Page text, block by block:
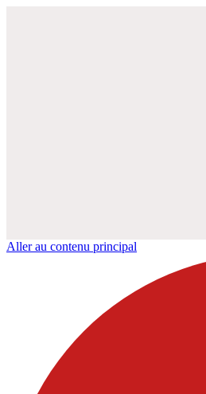
Aller au contenu principal